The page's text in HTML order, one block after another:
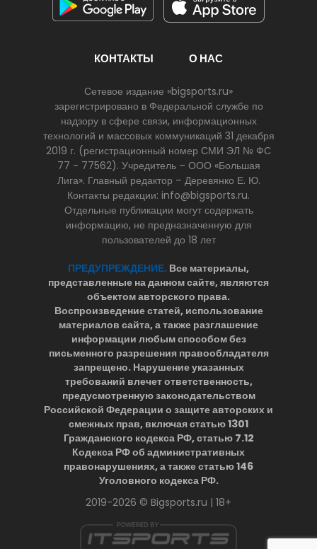
КОНТАКТЫ О НАС
Сетевое издание «bigsports.ru»
зарегистрировано в Федеральной службе по
надзору в сфере связи, информационных
технологий и массовых коммуникаций 31 декабря
2019 г. (регистрационный номер СМИ ЭЛ № ФС
77 - 77562). Учредитель – ООО «Большая
Лига». Главный редактор – Деревянко Е. Ю.
Контакты редакции: info@bigsports.ru.
Отдельные публикации могут содержать
информацию, не предназначенную для
пользователей до 18 лет
ПРЕДУПРЕЖДЕНИЕ. Все материалы,
представленные на данном сайте, являются
объектом авторского права.
Воспроизведение статей, использование
материалов сайта, а также разглашение
информации любым способом без
письменного разрешения правообладателя
запрещено. Нарушение указанных
требований влечет ответственность,
предусмотренную законодательством
Российской Федерации о защите авторских и
смежных прав, включая статью 1301
Гражданского кодекса РФ, статью 7.12
Кодекса РФ об административных
правонарушениях, а также статью 146
Уголовного кодекса РФ.
2019-2026 © Bigsports.ru | 18+